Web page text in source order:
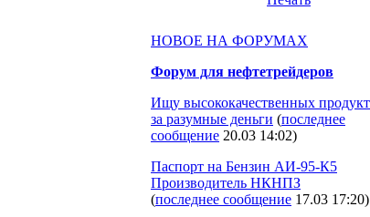
НОВОЕ НА ФОРУМАХ
Форум для нефтетрейдеров
Ищу высококачественных продукт
за разумные деньги (последнее
сообщение 20.03 14:02)
Паспорт на Бензин АИ-95-К5
Производитель НКНПЗ
(последнее сообщение 17.03 17:20)